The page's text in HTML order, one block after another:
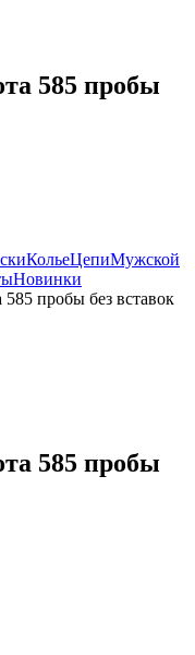
585 пробы
КольеЦепиМужской
Новинки
585 пробы без вставок
585 пробы